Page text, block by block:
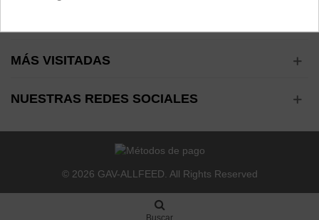
MÁS VISITADAS
NUESTRAS REDES SOCIALES
© 2026 GAV-ALLFEED. All Rights Reserved
Buscar